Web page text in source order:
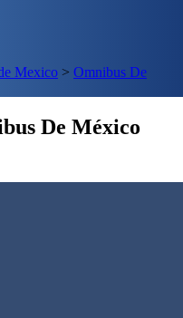
Mexico > Omnibus De
De México